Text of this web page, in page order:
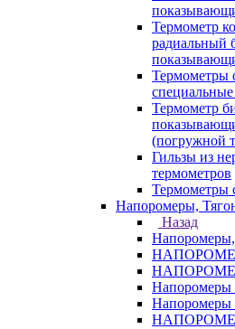
Термометр
радиальный
Термометры
Термометр
(погружной
Гильзы из
термометров
Напоромеры,
Назад